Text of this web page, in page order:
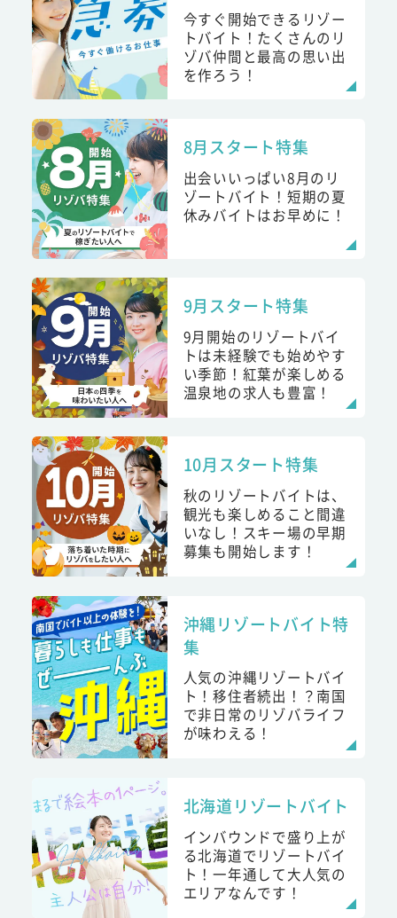
今すぐ開始できるリゾー
トバイト！たくさんのリ
ゾバ仲間と最高の思い出
を作ろう！
8月スタート特集
出会いいっぱい8月のリ
ゾートバイト！短期の夏
休みバイトはお早めに！
9月スタート特集
9月開始のリゾートバイ
トは未経験でも始めやす
い季節！紅葉が楽しめる
温泉地の求人も豊富！
10月スタート特集
秋のリゾートバイトは、
観光も楽しめること間違
いなし！スキー場の早期
募集も開始します！
沖縄リゾートバイト特
集
人気の沖縄リゾートバイ
ト！移住者続出！？南国
で非日常のリゾバライフ
が味わえる！
北海道リゾートバイト
インバウンドで盛り上が
る北海道でリゾートバイ
ト！一年通して大人気の
エリアなんです！